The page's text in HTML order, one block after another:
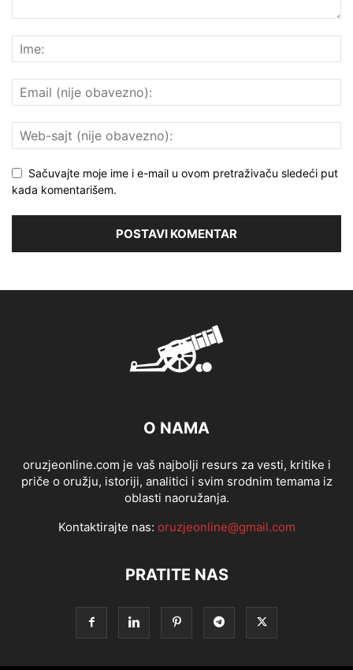
Sačuvajte moje ime i e-mail u ovom pretraživaču sledeći put
kada komentarišem.
O NAMA
oruzjeonline.com je vaš najbolji resurs za vesti, kritike i
priče o oružju, istoriji, analitici i svim srodnim temama iz
oblasti naoružanja.
Kontaktirajte nas: oruzjeonline@gmail.com
PRATITE NAS